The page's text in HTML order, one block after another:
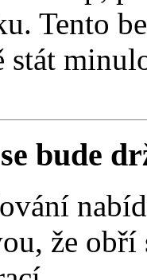
Tento
stát
bude
že